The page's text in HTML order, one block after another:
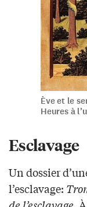
Ève et le
Heures à
Esclavage
Un dossier
l’esclavage: